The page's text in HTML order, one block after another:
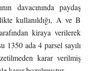
davacınında paydaş
kullanıldığı, A ve B
kiraya verilerek
1350 ada 4 parsel sayılı
karar verilmiş